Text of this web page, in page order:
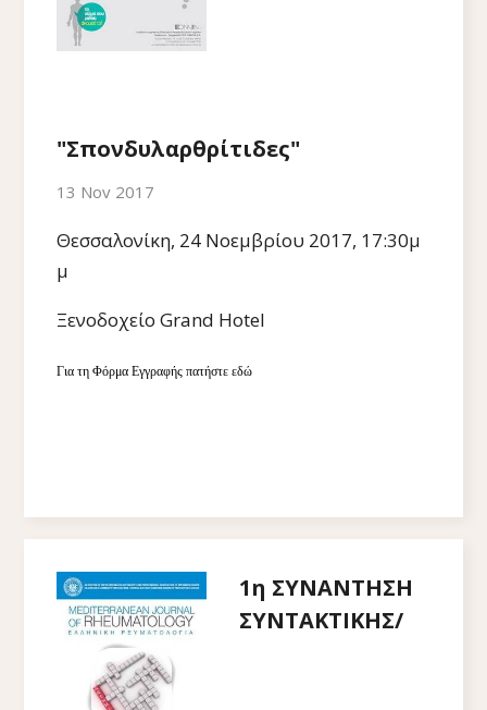
"Σπονδυλαρθρίτιδες"
13 Nov 2017
Θεσσαλονίκη, 24 Νοεμβρίου 2017, 17:30μ
μ
Ξενοδοχείο Grand Hotel
Για τη Φόρμα Εγγραφής πατήστε εδώ
1η ΣΥΝΑΝΤΗΣΗ
ΣΥΝΤΑΚΤΙΚΗΣ/